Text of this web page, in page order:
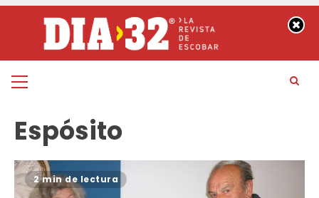
contenido
Menú
Espósito
2 min de lectura